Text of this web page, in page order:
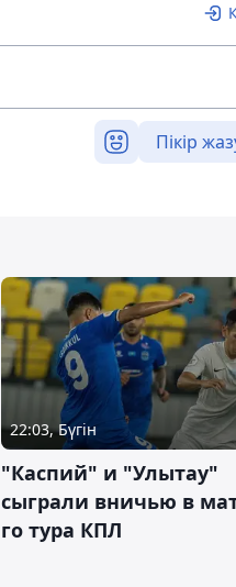
Пікір
22:03, Бүгін
"Каспий" и "Улытау"
сыграли вничью в
го тура КПЛ